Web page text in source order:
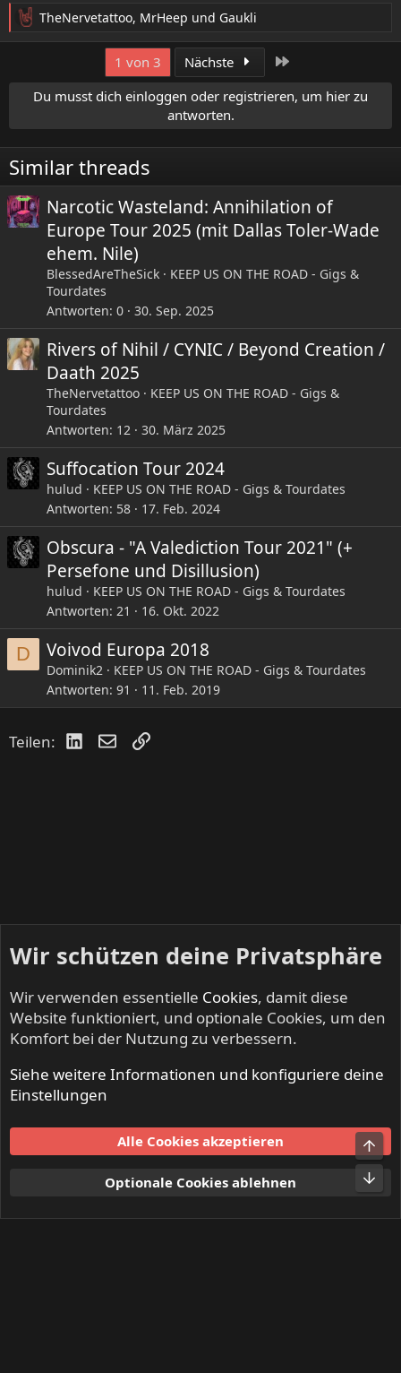
R
e
o
n
e
n
:
TheNervetattoo, MrHeep und Gaukli
1 von 3 Nächste
Du musst dich einloggen oder registrieren, um hier zu
antworten.
Similar threads
Narcotic Wasteland: Annihilation of
Europe Tour 2025 (mit Dallas Toler-Wade
ehem. Nile)
BlessedAreTheSick
KEEP US ON THE ROAD - Gigs &
Tourdates
Antworten 0 30. Sep. 2025
Rivers of Nihil / CYNIC / Beyond Creation /
Daath 2025
TheNervetattoo
KEEP US ON THE ROAD - Gigs &
Tourdates
Antworten 12 30. März 2025
Suffocation Tour 2024
hulud
KEEP US ON THE ROAD - Gigs & Tourdates
Antworten 58 17. Feb. 2024
Obscura - "A Valediction Tour 2021" (+
Persefone und Disillusion)
hulud
KEEP US ON THE ROAD - Gigs & Tourdates
Antworten 21 16. Okt. 2022
D Voivod Europa 2018
Dominik2
KEEP US ON THE ROAD - Gigs & Tourdates
Antworten 91 11. Feb. 2019
Teilen: LinkedIn
E-MailLink
KEEP US ON THE ROAD - Gigs & Tourdates
Nutzungsbedingungen
Datenschutz
S
Wir schützen deine Privatsphäre
Wir verwenden essentielle Cookies, damit diese
Website funktioniert, und optionale Cookies, um den
Komfort bei der Nutzung zu verbessern.
Siehe weitere Informationen und konfiguriere deine
Einstellungen
Alle Cookies akzeptieren
Optionale Cookies ablehnen